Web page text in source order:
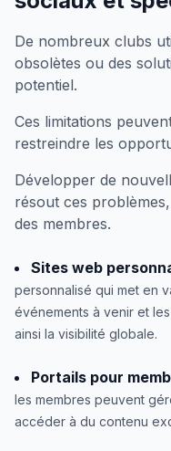
De nombreux clubs
obsolètes ou des
potentiel.
Ces limitations
restreindre les
Développer de
résout ces
des membres.
Sites web
personnalisé qui met en
événements à venir et
ainsi la visibilité globale.
Portails pour
les membres peuvent
accéder à du contenu